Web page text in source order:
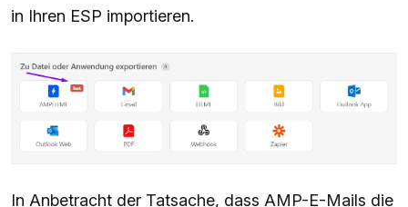
in Ihren ESP importieren.
In Anbetracht der Tatsache, dass AMP-E-Mails die